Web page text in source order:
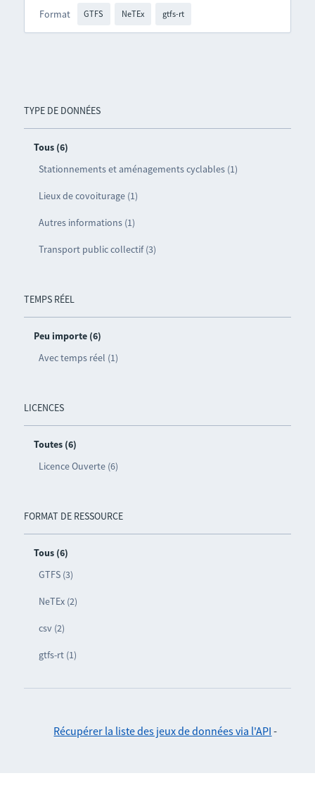
TYPE DE DONNÉES
Tous (6)
Stationnements et aménagements cyclables (1)
Lieux de covoiturage (1)
Autres informations (1)
Transport public collectif (3)
TEMPS RÉEL
Peu importe (6)
Avec temps réel (1)
LICENCES
Toutes (6)
Licence Ouverte (6)
FORMAT DE RESSOURCE
Tous (6)
GTFS (3)
NeTEx (2)
csv (2)
gtfs-rt (1)
Format GTFS NeTEx gtfs-rt
Récupérer la liste des jeux de données via l'API -